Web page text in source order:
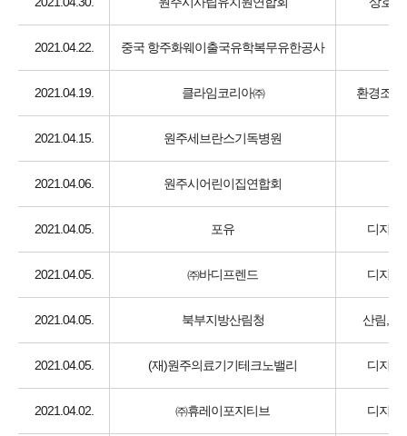
2021.04.22. 중국 항주화웨이출국유학복무유한공사
2021.04.19. 클라임코리아㈜ 환경조경
2021.04.15. 원주세브란스기독병원
2021.04.06. 원주시어린이집연합회
2021.04.05. 포유 디지털
2021.04.05. ㈜바디프렌드 디지털
2021.04.05. 북부지방산림청 산림, 조
2021.04.05. (재)원주의료기기테크노밸리 디지털
2021.04.02. ㈜휴레이포지티브 디지털